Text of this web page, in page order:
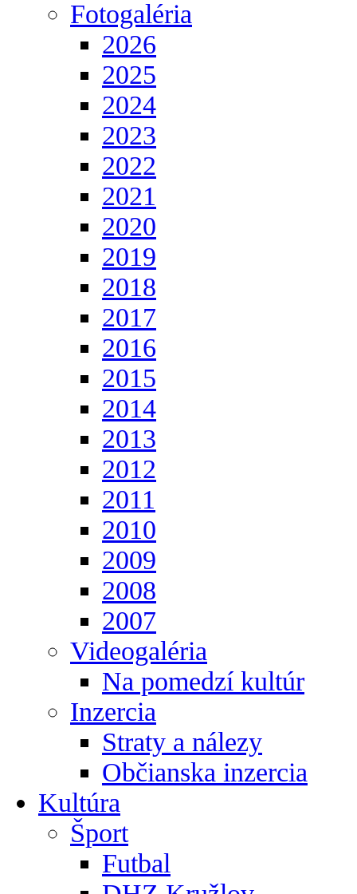
Fotogaléria
2026
2025
2024
2023
2022
2021
2020
2019
2018
2017
2016
2015
2014
2013
2012
2011
2010
2009
2008
2007
Videogaléria
Na pomedzí kultúr
Inzercia
Straty a nálezy
Občianska inzercia
Kultúra
Šport
Futbal